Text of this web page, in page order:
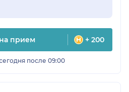
прием + 200
после 09:00